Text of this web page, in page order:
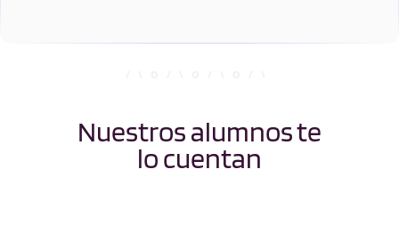
Nuestros alumnos te
lo cuentan